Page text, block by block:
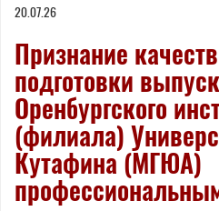
here
20.07.26
Признание
подготовки
Оренбургского
(филиала)
Кутафина (МГЮА)